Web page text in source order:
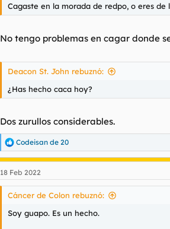
Cagaste en la morada de redpo, o eres de
No tengo problemas en cagar donde
Deacon St. John rebuznó:
¿Has hecho caca hoy?
Dos zurullos considerables.
R
e
c
c
Codeisan de 20
18 Feb 2022
Cáncer de Colon rebuznó:
Soy guapo. Es un hecho.